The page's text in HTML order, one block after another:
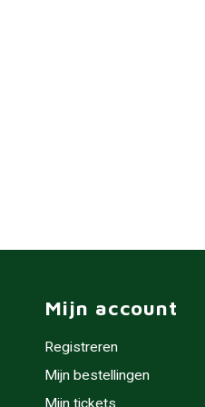
Mijn account
Registreren
Mijn bestellingen